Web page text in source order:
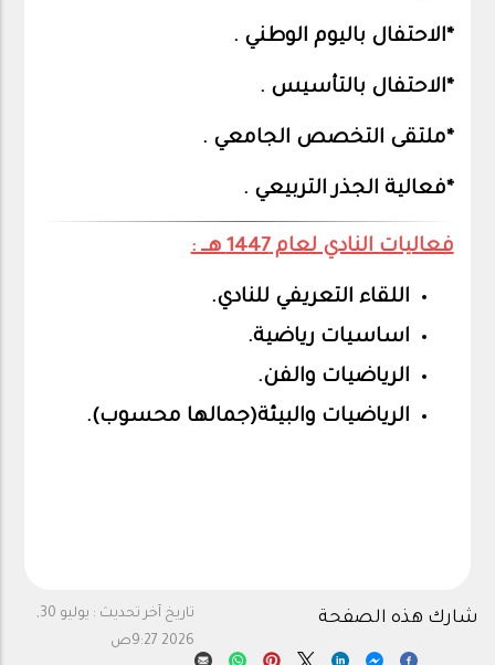
*الاحتفال باليوم الوطني .
*الاحتفال بالتأسيس .
*ملتقى التخصص الجامعي .
*فعالية الجذر التربيعي .
فعاليات النادي لعام 1447 هــ :
اللقاء التعريفي للنادي.
اساسيات رياضية.
الرياضيات والفن.
الرياضيات والبيئة(جمالها محسوب).
تاريخ آخر تحديث :
يوليو 30,
2026 9:27ص
شارك هذه الصفحة